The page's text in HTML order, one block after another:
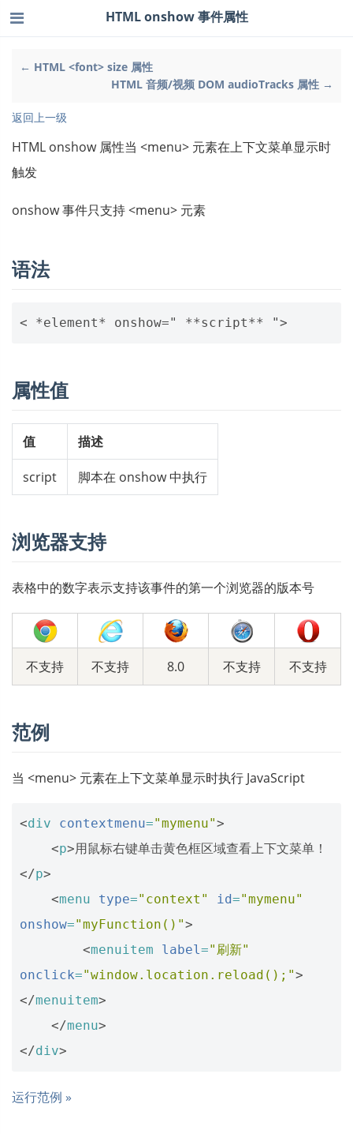
← HTML <font> size 属性
HTML 音频/视频 DOM audioTracks 属性 →
HTML onshow 事件属性
返回上一级
HTML onshow 属性当 <menu> 元素在上下文菜单显示时
触发
onshow 事件只支持 <menu> 元素
语法
属性值
值 描述
script 脚本在 onshow 中执行
浏览器支持
表格中的数字表示支持该事件的第一个浏览器的版本号
不支持 不支持 8.0 不支持 不支持
范例
当 <menu> 元素在上下文菜单显示时执行 JavaScript
<div contextmenu="mymenu">
<p>用鼠标右键单击黄色框区域查看上下文菜单！
</p>
<menu type="context" id="mymenu"
onshow="myFunction()">
<menuitem label="刷新"
onclick="window.location.reload();">
</menuitem>
</menu>
</div>
运行范例 »